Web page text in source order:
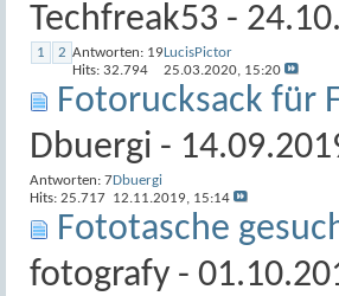
Techfreak53 -
1 2 Antworten: 19
Hits: 32.794
LucisPictor
25.03.2020, 15:20
Fotorucksack für
Dbuergi -
Antworten: 7
Hits: 25.717
Dbuergi
12.11.2019, 15:14
Fototasche
fotografy -